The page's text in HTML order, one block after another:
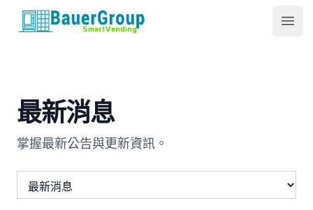
包爾科技
最新消息
掌握最新公告與更新資訊。